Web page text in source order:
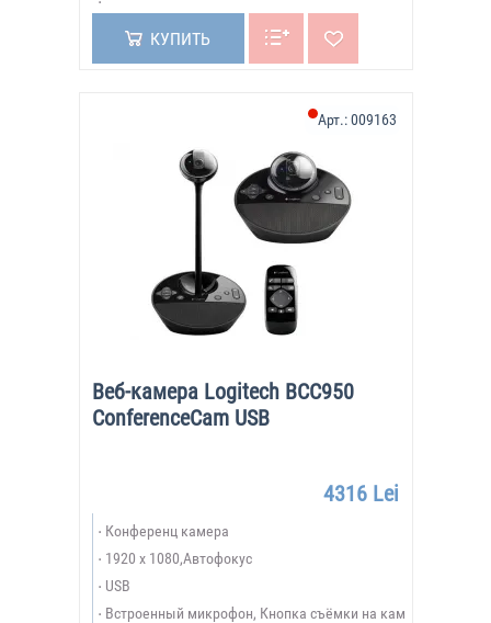
КУПИТЬ
Веб-камера Logitech BCC950
ConferenceCam USB
Арт.:009163
4316 Lei
Конференц камера
1920 x 1080,Автофокус
USB
Встроенный микрофон, Кнопка съёмки на кам